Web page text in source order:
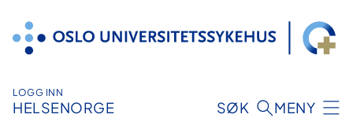
innhold
LOGG INN
HELSENORGE SØK MENY